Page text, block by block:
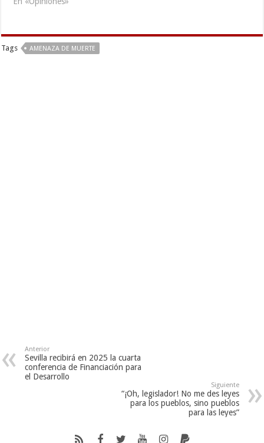
Tags AMENAZA DE MUERTE
Anterior
Sevilla recibirá en 2025 la cuarta
conferencia de Financiación para
el Desarrollo
Siguiente
“¡Oh, legislador! No me des leyes
para los pueblos, sino pueblos
para las leyes”